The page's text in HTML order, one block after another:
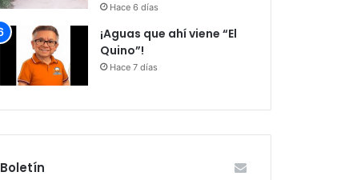
Hace 6 días
¡Aguas que ahí viene “El
Quino”!
Hace 7 días
Boletín